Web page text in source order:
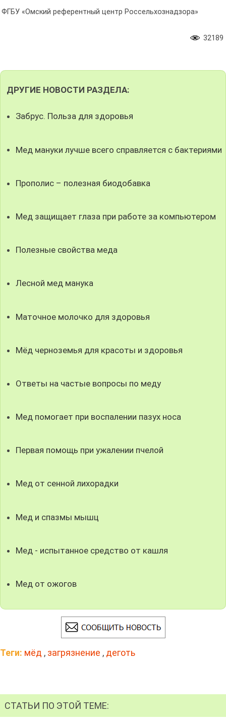
ФГБУ «Омский референтный центр Россельхознадзора»
32189
ДРУГИЕ НОВОСТИ РАЗДЕЛА:
Забрус. Польза для здоровья
Мед мануки лучше всего справляется с бактериями
Прополис – полезная биодобавка
Мед защищает глаза при работе за компьютером
Полезные свойства меда
Лесной мед манука
Маточное молочко для здоровья
Мёд черноземья для красоты и здоровья
Ответы на частые вопросы по меду
Мед помогает при воспалении пазух носа
Первая помощь при ужалении пчелой
Мед от сенной лихорадки
Мед и спазмы мышц
Мед - испытанное средство от кашля
Мед от ожогов
Теги: мёд , загрязнение , деготь
СТАТЬИ ПО ЭТОЙ ТЕМЕ: